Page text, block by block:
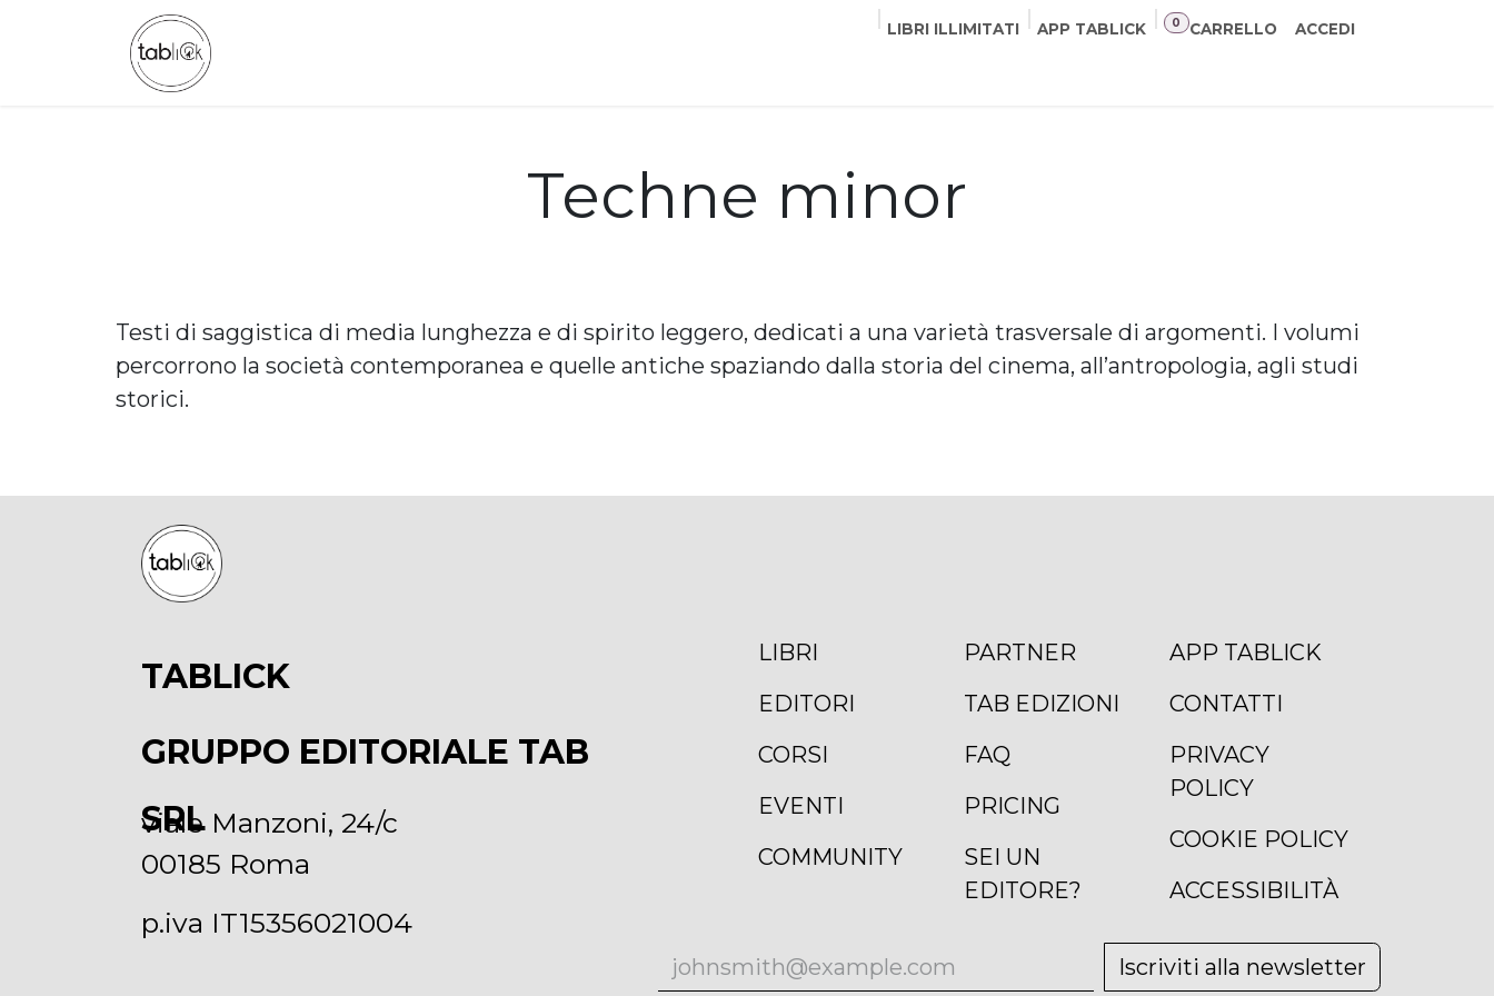
Passa al contenuto LIBRI ILLIMITATI APP TABLICK CARRELLO
0 ACCEDI
Techne minor
Testi di saggistica di media lunghezza e di spirito leggero, dedicati a una varietà trasversale di argomenti. I volumi
percorrono la società contemporanea e quelle antiche spaziando dalla storia del cinema, all’antropologia, agli studi
storici.
viale Manzoni, 24/c
00185 Roma
p.iva IT15356021004
APP TABLICK
CONTATTI
PRIVACY
POLICY
COOKIE POLICY
ACCESSIBILITÀ
Iscriviti alla newsletter
PARTNER
TAB EDIZIONI
FAQ
PRICING
SEI UN
EDITORE?
LIBRI
EDITORI
CORSI
EVENTI
COMMUNITY
TABLICK
GRUPPO EDITORIALE TAB
SRL